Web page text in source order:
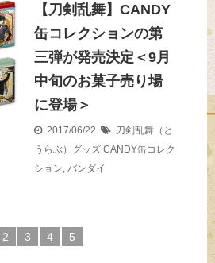
【刀剣乱舞】CANDY
缶コレクションの第
三弾が発売決定＜9月
中旬のお菓子売り場
に登場＞
2017/06/22
刀剣乱舞（と
うらぶ）グッズ CANDY缶コレク
ション, バンダイ
2 3 4 5